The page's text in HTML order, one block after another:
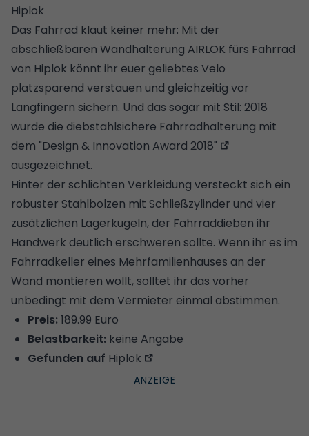
Hiplok
Das Fahrrad klaut keiner mehr: Mit der
abschließbaren Wandhalterung AIRLOK fürs Fahrrad
von Hiplok könnt ihr euer geliebtes Velo
platzsparend verstauen und gleichzeitig vor
Langfingern sichern. Und das sogar mit Stil: 2018
wurde die diebstahlsichere Fahrradhalterung mit
dem "Design & Innovation Award 2018"
ausgezeichnet.
Hinter der schlichten Verkleidung versteckt sich ein
robuster Stahlbolzen mit Schließzylinder und vier
zusätzlichen Lagerkugeln, der Fahrraddieben ihr
Handwerk deutlich erschweren sollte. Wenn ihr es im
Fahrradkeller eines Mehrfamilienhauses an der
Wand montieren wollt, solltet ihr das vorher
unbedingt mit dem Vermieter einmal abstimmen.
Preis: 189.99 Euro
Belastbarkeit: keine Angabe
Gefunden auf Hiplok